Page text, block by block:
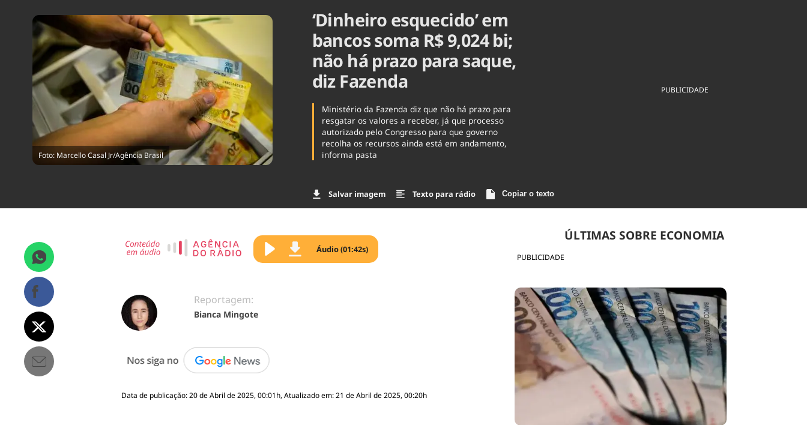
Brasil
Brasil Mineral
Ciência & Tecnologia
Cinema
Foto: Marcello Casal Jr/Agência Brasil
‘Dinheiro esquecido’ em
bancos soma R$ 9,024 bi;
não há prazo para saque,
diz Fazenda
Ministério da Fazenda diz que não há prazo para
resgatar os valores a receber, já que processo
autorizado pelo Congresso para que governo
recolha os recursos ainda está em andamento,
informa pasta
Salvar imagem Texto para rádio Copiar o texto
PUBLICIDADE
PUBLICIDADE
ÚLTIMAS SOBRE ECONOMIA
Áudio (01:42s)
Reportagem:
Bianca Mingote
Data de publicação: 20 de Abril de 2025, 00:01h, Atualizado em: 21 de Abril de 2025, 00:20h